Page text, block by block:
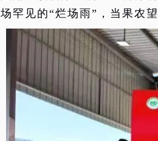
场罕见的“烂场雨”，当果农